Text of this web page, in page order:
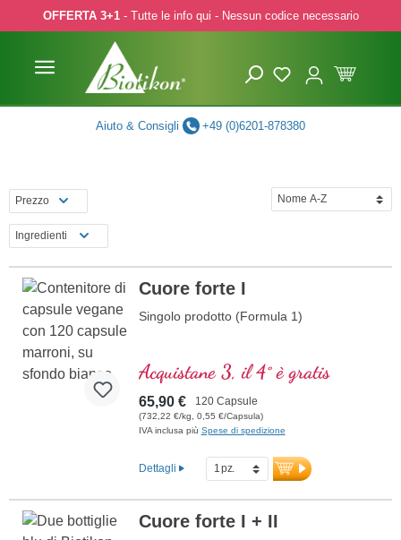
to main content
Skip to search
Skip to main navigation
OFFERTA 3+1- Tutte le info qui - Nessun codice necessario
Aiuto & Consigli +49 (0)6201-878380
Prezzo
Ingredienti
Cuore forte I
Singolo prodotto (Formula 1)
Acquistane 3, il 4° è gratis
65,90 € 120 Capsule
(732,22 €/kg, 0,55 €/Capsula)
IVA inclusa più Spese di spedizione
Dettagli
Cuore forte I + II